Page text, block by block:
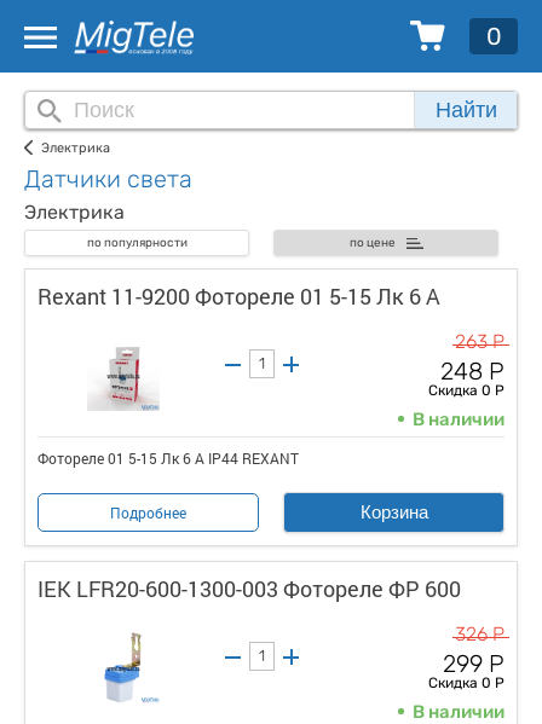
0
Найти
Электрика
Датчики света
Электрика
по популярности по цене
Rexant 11-9200 Фотореле 01 5-15 Лк 6 А
263 Р
248 Р
Скидка 0 Р
В наличии
Фотореле 01 5-15 Лк 6 А IP44 REXANT
Подробнее Корзина
IEK LFR20-600-1300-003 Фотореле ФР 600
326 Р
299 Р
Скидка 0 Р
В наличии